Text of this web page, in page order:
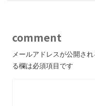
comment
メールアドレスが公開され
る欄は必須項目です